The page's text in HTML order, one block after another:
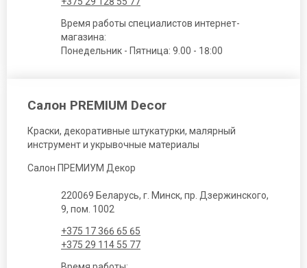
Время работы специалистов интернет-
магазина:
Понедельник - Пятница: 9.00 - 18:00
Салон PREMIUM Decor
Краски, декоративные штукатурки, малярный
инструмент и укрывочные материалы
Салон ПРЕМИУМ Декор
220069 Беларусь, г. Минск, пр. Дзержинского,
9, пом. 1002
+375 17 366 65 65
+375 29 114 55 77